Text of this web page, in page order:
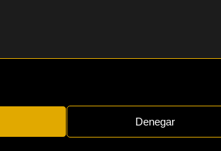
Denegar
RESERVADOS | BYGEN DIGITAL